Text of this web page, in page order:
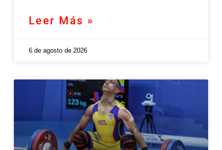
Leer Más »
6 de agosto de 2026